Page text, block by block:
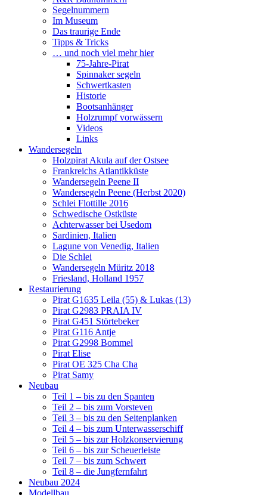
Segelnummern
Im Museum
Das traurige Ende
Tipps & Tricks
… und noch viel mehr hier
75-Jahre-Pirat
Spinnaker segeln
Schwertkasten
Historie
Bootsanhänger
Holzrumpf vorwässern
Videos
Links
Wandersegeln
Holzpirat Akula auf der Ostsee
Frankreichs Atlantikküste
Wandersegeln Peene II
Wandersegeln Peene (Herbst 2020)
Schlei Flottille 2016
Schwedische Ostküste
Achterwasser bei Usedom
Sardinien, Italien
Lagune von Venedig, Italien
Die Schlei
Wandersegeln Müritz 2018
Friesland, Holland 1957
Restaurierung
Pirat G1635 Leila (55) & Lukas (13)
Pirat G2983 PRAIA IV
Pirat G451 Störtebeker
Pirat G116 Antje
Pirat G2998 Bommel
Pirat Elise
Pirat OE 325 Cha Cha
Pirat Samy
Neubau
Teil 1 – bis zu den Spanten
Teil 2 – bis zum Vorsteven
Teil 3 – bis zu den Seitenplanken
Teil 4 – bis zum Unterwasserschiff
Teil 5 – bis zur Holzkonservierung
Teil 6 – bis zur Scheuerleiste
Teil 7 – bis zum Schwert
Teil 8 – die Jungfernfahrt
Neubau 2024